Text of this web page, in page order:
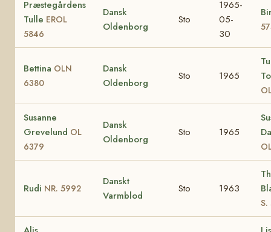
Præstegårdens
Tulle EROL
5846
Dansk
Oldenborg
Sto
1965-
05-
30
Bettina OLN
6380
Dansk
Oldenborg
Sto 1965
Susanne
Grevelund OL
6379
Dansk
Oldenborg
Sto 1965
Rudi NR. 5992
Danskt
Varmblod
Sto 1963